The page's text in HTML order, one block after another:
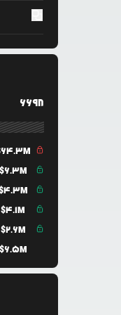
6698
64.3M
$6.3M
4.3M
$4.1M
$2.6M
$6.5M